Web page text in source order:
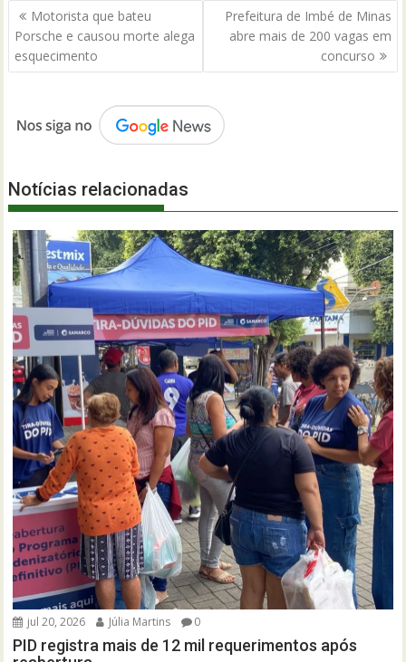
Navegação
de
Post
Motorista que bateu
Porsche e causou morte alega
esquecimento
Prefeitura de Imbé de Minas
abre mais de 200 vagas em
concurso
Notícias relacionadas
jul 20, 2026 Júlia Martins 0
PID registra mais de 12 mil requerimentos após